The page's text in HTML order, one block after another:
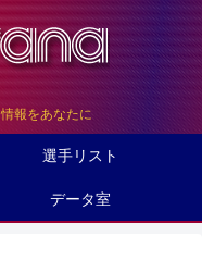
報をあなたに
選手リスト
データ室